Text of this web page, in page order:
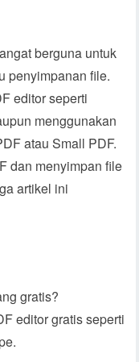
berguna untuk
penyimpanan file.
editor seperti
menggunakan
atau Small PDF.
dan menyimpan file
artikel ini
gratis?
editor gratis seperti